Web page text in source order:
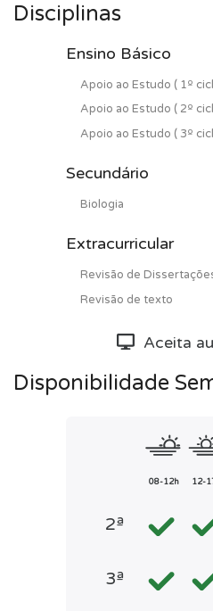
Disciplinas
Ensino Básico
Apoio ao Estudo ( 1º
Apoio ao Estudo ( 2º
Apoio ao Estudo ( 3º
Secundário
Biologia
Extracurricular
Revisão de
Revisão de texto
Aceita
Disponibilidade
08-12h 12-
2ª
3ª